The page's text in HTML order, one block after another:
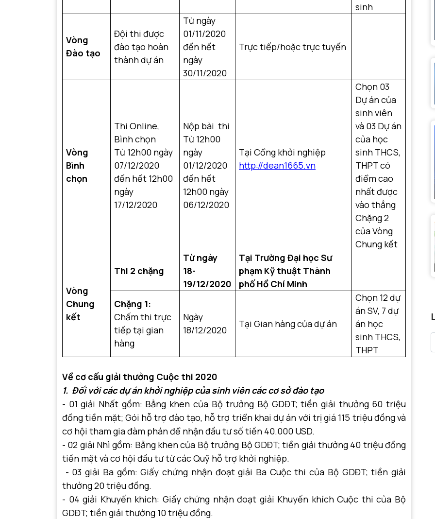
sinh
Vòng
Đào tạo
Đội thi được
đào tạo hoàn
thành dự án
Từ ngày
01/11/2020
đến hết
ngày
30/11/2020
Trực tiếp/hoặc trực tuyến
Vòng
Bình
chọn
Thi Online,
Bình chọn
Từ 12h00 ngày
07/12/2020
đến hết 12h00
ngày
17/12/2020
Nộp bài thi
Từ 12h00
ngày
01/12/2020
đến hết
12h00 ngày
06/12/2020
Tại Cổng khởi nghiệp
http://dean1665.vn
Chọn 03
Dự án của
sinh viên
và 03 Dự án
của học
sinh THCS,
THPT có
điểm cao
nhất được
vào thẳng
Chặng 2
của Vòng
Chung kết
Vòng
Chung
kết
Thi 2 chặng
Từ ngày
18-
19/12/2020
Tại Trường Đại học Sư
phạm Kỹ thuật Thành
phố Hồ Chí Minh
Chặng 1:
Chấm thi trực
tiếp tại gian
hàng
Ngày
18/12/2020
Tại Gian hàng của dự án
Chọn 12 dự
án SV, 7 dự
án học
sinh THCS,
THPT
Về cơ cấu giải thưởng Cuộc thi 2020
1. Đối với các dự án khởi nghiệp của sinh viên các cơ sở đào tạo
- 01 giải Nhất gồm: Bằng khen của Bộ trưởng Bộ GDĐT; tiền giải thưởng 60 triệu
đồng tiền mặt; Gói hỗ trợ đào tạo, hỗ trợ triển khai dự án với trị giá 115 triệu đồng và
cơ hội tham gia đàm phán để nhận đầu tư số tiền 40.000 USD.
- 02 giải Nhì gồm: Bằng khen của Bộ trưởng Bộ GDĐT; tiền giải thưởng 40 triệu đồng
tiền mặt và cơ hội đầu tư từ các Quỹ hỗ trợ khởi nghiệp.
- 03 giải Ba gồm: Giấy chứng nhận đoạt giải Ba Cuộc thi của Bộ GDĐT; tiền giải
thưởng 20 triệu đồng.
- 04 giải Khuyến khích: Giấy chứng nhận đoạt giải Khuyến khích Cuộc thi của Bộ
GDĐT; tiền giải thưởng 10 triệu đồng.